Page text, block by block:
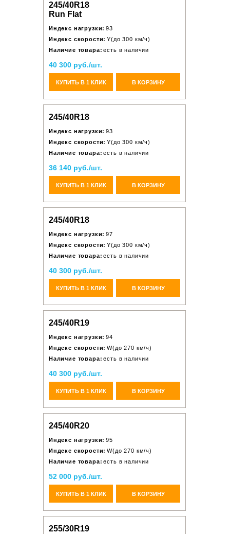
245/40R18
Run Flat
Индекс нагрузки: 93
Индекс скорости: Y(до 300 км/ч)
Наличие товара: есть в наличии
40 300 руб./шт.
КУПИТЬ В 1 КЛИК В КОРЗИНУ
245/40R18
Индекс нагрузки: 93
Индекс скорости: Y(до 300 км/ч)
Наличие товара: есть в наличии
36 140 руб./шт.
КУПИТЬ В 1 КЛИК В КОРЗИНУ
245/40R18
Индекс нагрузки: 97
Индекс скорости: Y(до 300 км/ч)
Наличие товара: есть в наличии
40 300 руб./шт.
КУПИТЬ В 1 КЛИК В КОРЗИНУ
245/40R19
Индекс нагрузки: 94
Индекс скорости: W(до 270 км/ч)
Наличие товара: есть в наличии
40 300 руб./шт.
КУПИТЬ В 1 КЛИК В КОРЗИНУ
245/40R20
Индекс нагрузки: 95
Индекс скорости: W(до 270 км/ч)
Наличие товара: есть в наличии
52 000 руб./шт.
КУПИТЬ В 1 КЛИК В КОРЗИНУ
255/30R19